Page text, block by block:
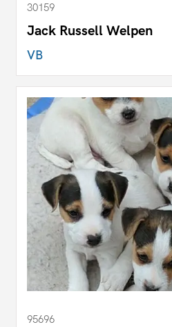
30159
Jack Russell Welpen
VB
95696